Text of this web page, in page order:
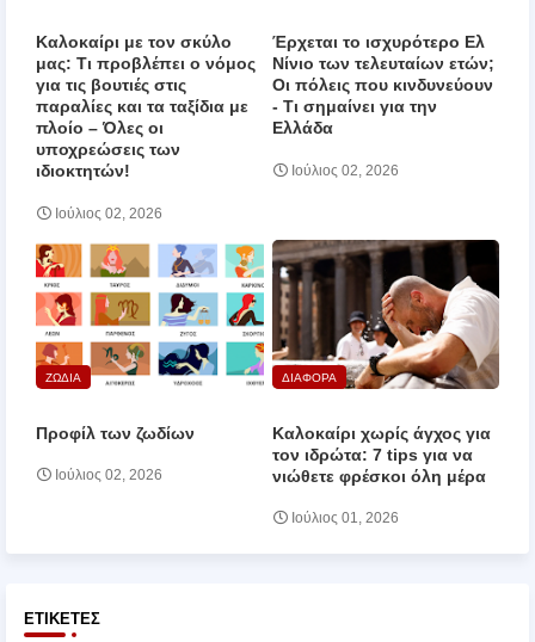
Καλοκαίρι με τον σκύλο
μας: Τι προβλέπει ο νόμος
για τις βουτιές στις
παραλίες και τα ταξίδια με
πλοίο – Όλες οι
υποχρεώσεις των
ιδιοκτητών!
Ιούλιος 02, 2026
Έρχεται το ισχυρότερο Ελ
Νίνιο των τελευταίων ετών;
Οι πόλεις που κινδυνεύουν
‑ Τι σημαίνει για την
Ελλάδα
Ιούλιος 02, 2026
ΖΩΔΙΑ
Προφίλ των ζωδίων
Ιούλιος 02, 2026
ΔΙΑΦΟΡΑ
Καλοκαίρι χωρίς άγχος για
τον ιδρώτα: 7 tips για να
νιώθετε φρέσκοι όλη μέρα
Ιούλιος 01, 2026
ΕΤΙΚΈΤΕΣ